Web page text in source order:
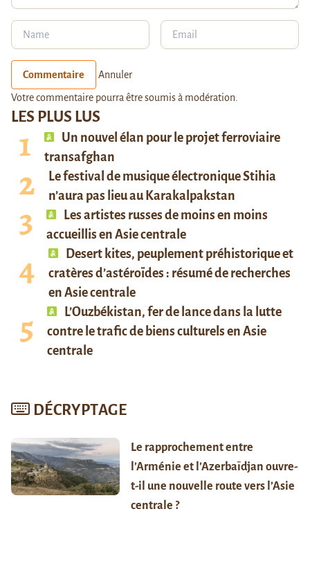
LES PLUS LUS
Un nouvel élan pour le projet ferroviaire
transafghan
Le festival de musique électronique Stihia
n’aura pas lieu au Karakalpakstan
Les artistes russes de moins en moins
accueillis en Asie centrale
Desert kites, peuplement préhistorique et
cratères d’astéroïdes : résumé de recherches
en Asie centrale
L’Ouzbékistan, fer de lance dans la lutte
contre le trafic de biens culturels en Asie
centrale
DÉCRYPTAGE
Le rapprochement entre
l’Arménie et l’Azerbaïdjan ouvre-
t-il une nouvelle route vers l’Asie
centrale ?
Commentaire Annuler
Votre commentaire pourra être soumis à modération.